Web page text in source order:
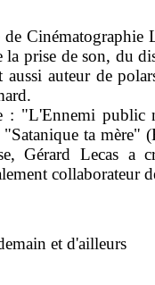
Cinématographie
la prise de son, du
auteur de
: "L'Ennemi
ta mère"
Gérard Lecas
collaborateur
et d'ailleurs